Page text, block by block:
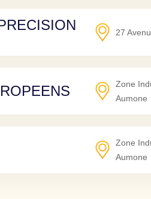
27
Zone
Aumone
Zone
Aumone